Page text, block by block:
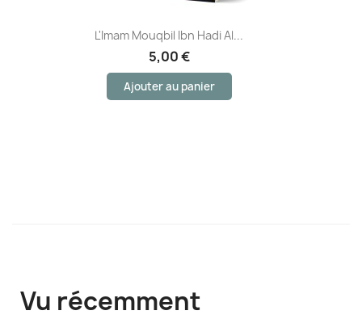
L'Imam Mouqbil Ibn Hadi Al...
5,00 €
Ajouter au panier
Vu récemment